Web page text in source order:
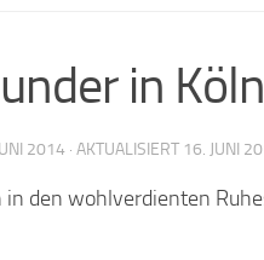
in Köln
2014 · AKTUALISIERT 16. JUNI
den wohlverdienten